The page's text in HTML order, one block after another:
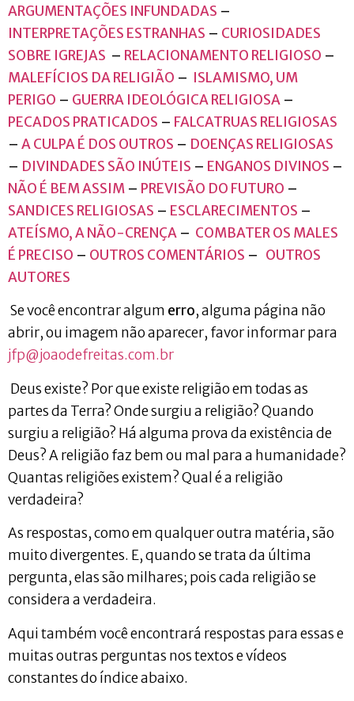
ARGUMENTAÇÕES INFUNDADAS –
INTERPRETAÇÕES ESTRANHAS – CURIOSIDADES
SOBRE IGREJAS – RELACIONAMENTO RELIGIOSO –
MALEFÍCIOS DA RELIGIÃO – ISLAMISMO, UM
PERIGO – GUERRA IDEOLÓGICA RELIGIOSA –
PECADOS PRATICADOS – FALCATRUAS RELIGIOSAS
– A CULPA É DOS OUTROS – DOENÇAS RELIGIOSAS
– DIVINDADES SÃO INÚTEIS – ENGANOS DIVINOS –
NÃO É BEM ASSIM – PREVISÃO DO FUTURO –
SANDICES RELIGIOSAS – ESCLARECIMENTOS –
ATEÍSMO, A NÃO-CRENÇA – COMBATER OS MALES
É PRECISO – OUTROS COMENTÁRIOS – OUTROS
AUTORES
Se você encontrar algum erro, alguma página não
abrir, ou imagem não aparecer, favor informar para
jfp@joaodefreitas.com.br
Deus existe? Por que existe religião em todas as
partes da Terra? Onde surgiu a religião? Quando
surgiu a religião? Há alguma prova da existência de
Deus? A religião faz bem ou mal para a humanidade?
Quantas religiões existem? Qual é a religião
verdadeira?
As respostas, como em qualquer outra matéria, são
muito divergentes. E, quando se trata da última
pergunta, elas são milhares; pois cada religião se
considera a verdadeira.
Aqui também você encontrará respostas para essas e
muitas outras perguntas nos textos e vídeos
constantes do índice abaixo.